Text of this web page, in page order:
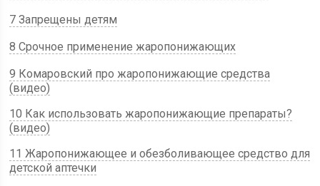
7 Запрещены детям
8 Срочное применение жаропонижающих
9 Комаровский про жаропонижающие средства
(видео)
10 Как использовать жаропонижающие препараты?
(видео)
11 Жаропонижающее и обезболивающее средство для
детской аптечки